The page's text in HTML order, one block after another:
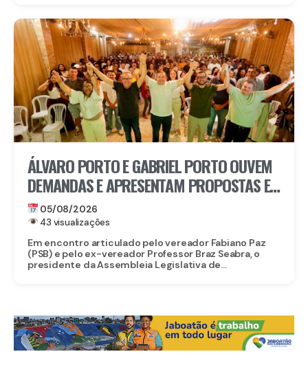
ÁLVARO PORTO E GABRIEL PORTO OUVEM
DEMANDAS E APRESENTAM PROPOSTAS E
PROJETOS A LIDERANÇAS DE PAULISTA
05/08/2026
43 visualizações
Em encontro articulado pelo vereador Fabiano Paz
(PSB) e pelo ex-vereador Professor Braz Seabra, o
presidente da Assembleia Legislativa de...